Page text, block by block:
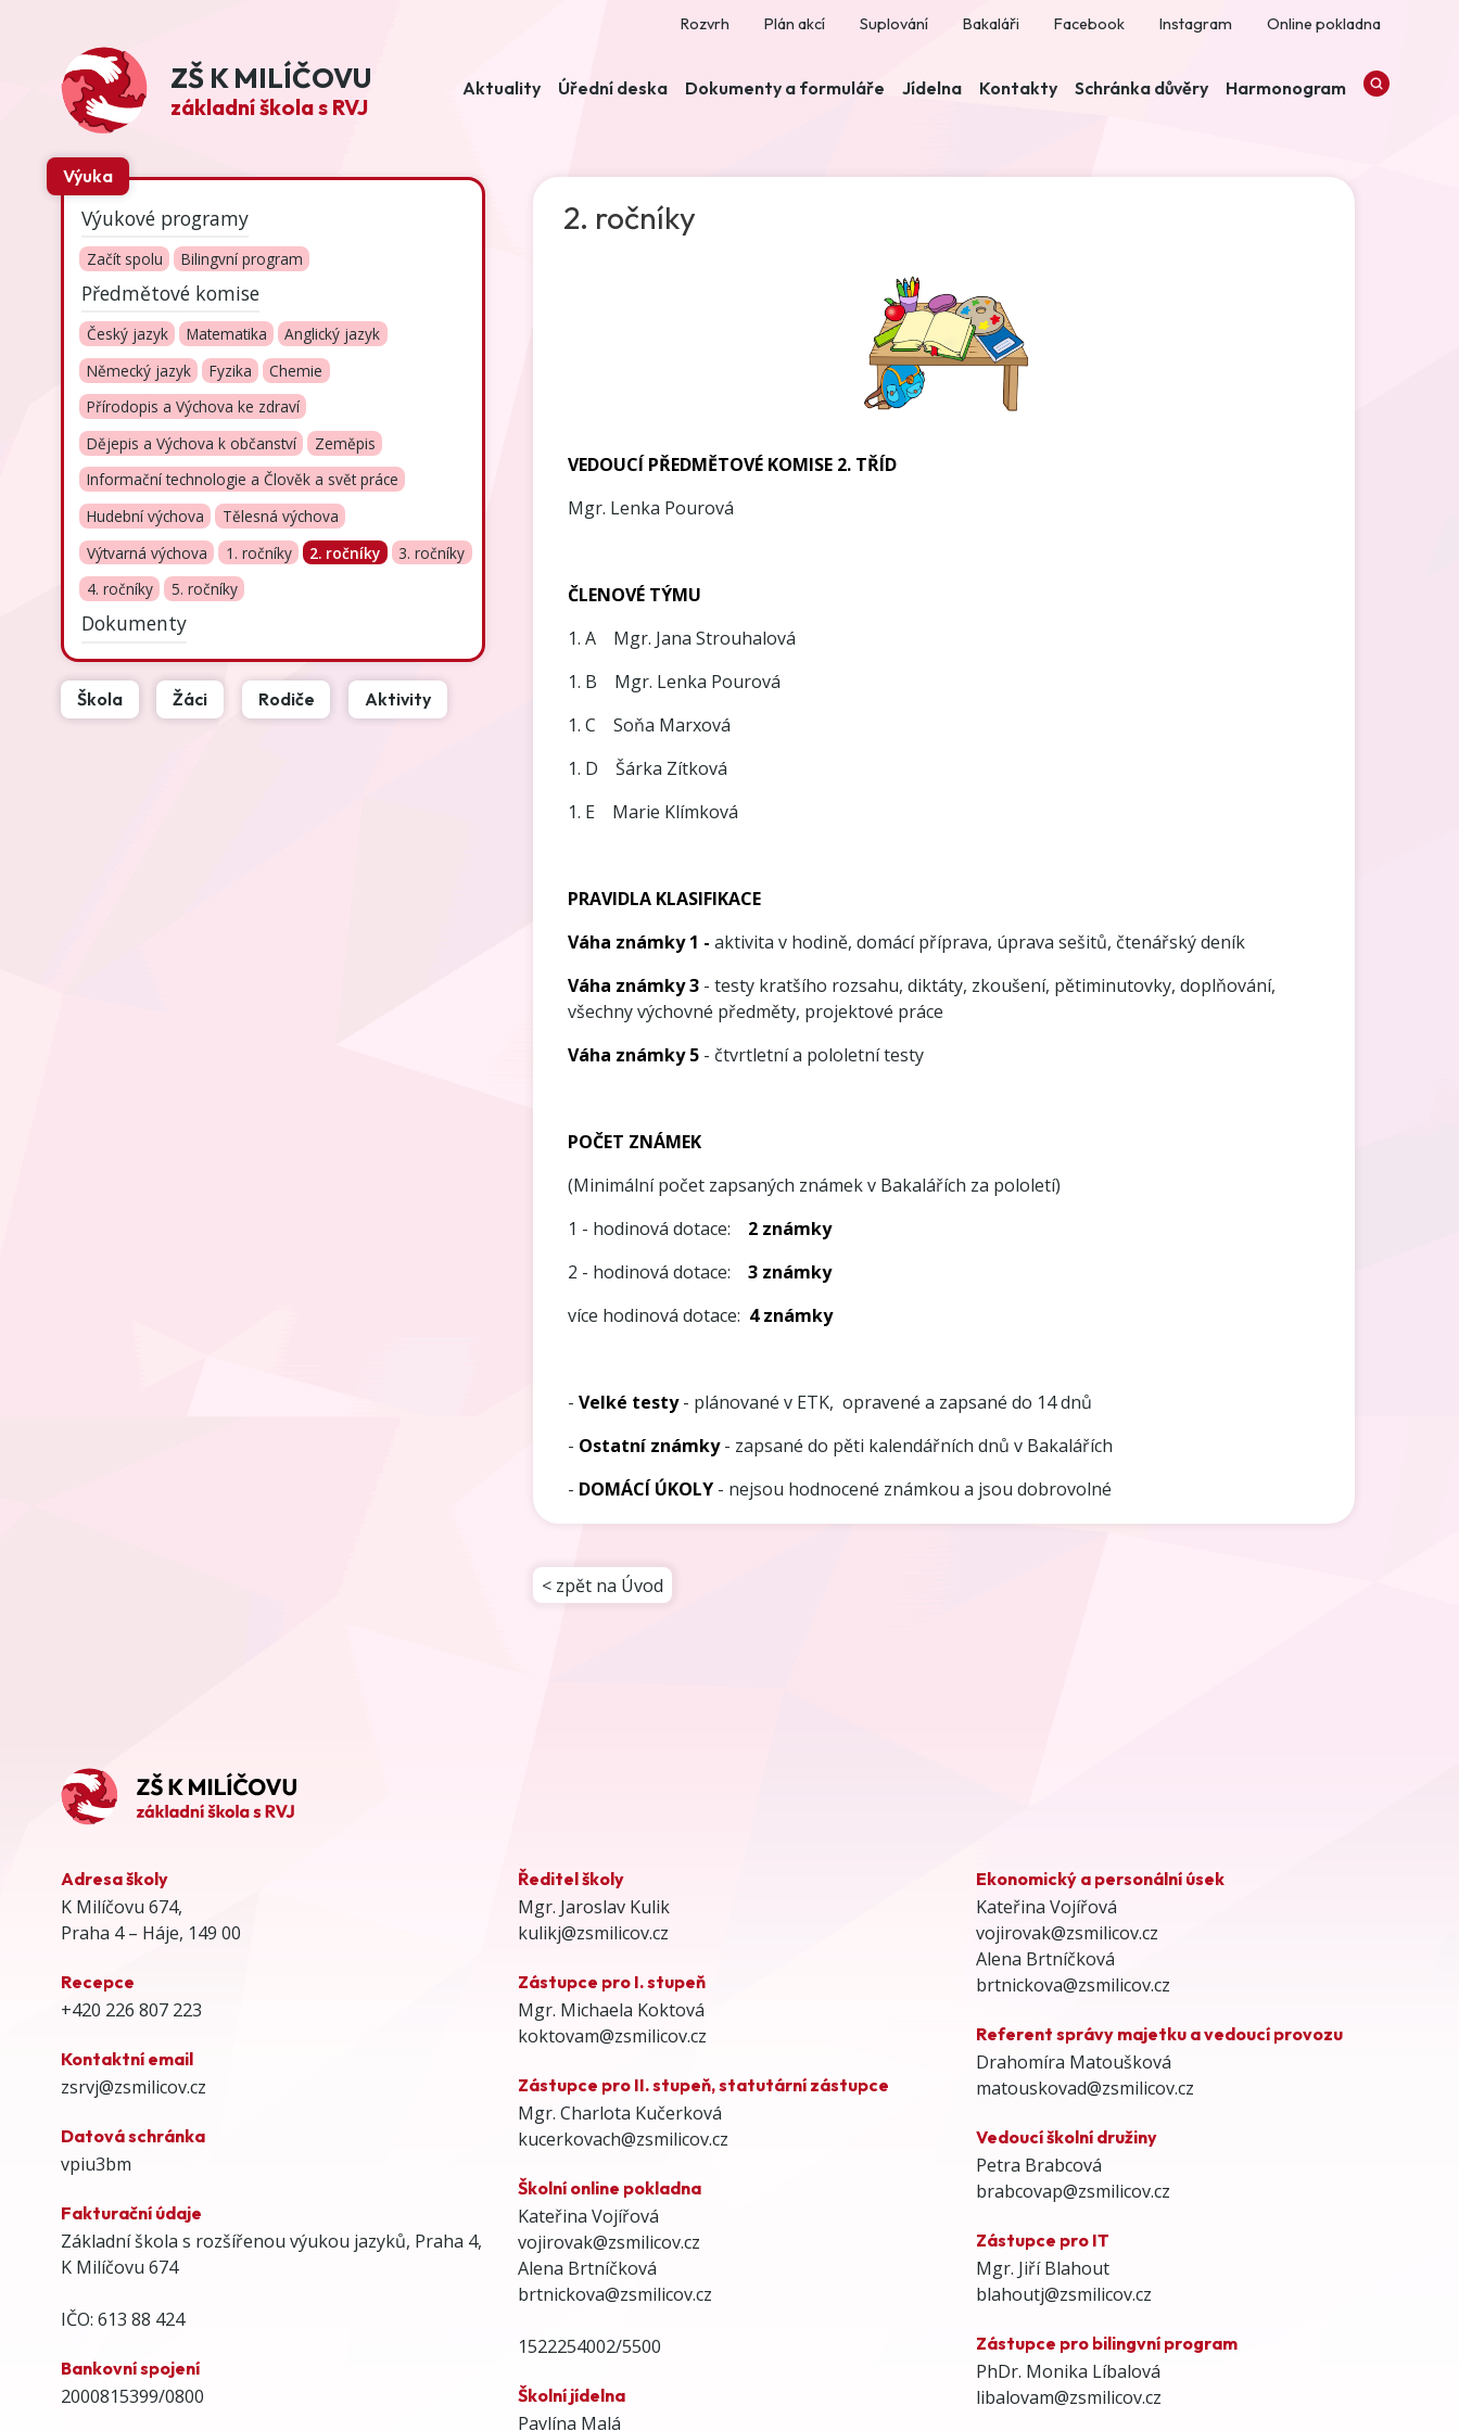
ZŠ K MILÍČOVU
základní škola s RVJ
Rozvrh Plán akcí Suplování Bakaláři Facebook Instagram Online pokladna
Aktuality Úřední deska Dokumenty a formuláře Jídelna Kontakty Schránka důvěry Harmonogram
Výuka
Výukové programy
Začít spolu Bilingvní program
Předmětové komise
Český jazyk Matematika
Anglický jazyk
Německý jazyk
Fyzika
Chemie
Přírodopis a Výchova ke zdraví
Dějepis a Výchova k občanství
Zeměpis
Informační technologie a Člověk a svět práce
Hudební výchova
Tělesná výchova
Výtvarná výchova
1. ročníky 2. ročníky
3. ročníky
4. ročníky
5. ročníky
Dokumenty
Škola Žáci Rodiče Aktivity
2. ročníky
VEDOUCÍ PŘEDMĚTOVÉ KOMISE 2. TŘÍD
Mgr. Lenka Pourová
ČLENOVÉ TÝMU
1. A Mgr. Jana Strouhalová
1. B Mgr. Lenka Pourová
1. C Soňa Marxová
1. D Šárka Zítková
1. E Marie Klímková
PRAVIDLA KLASIFIKACE
Váha známky 1 - aktivita v hodině, domácí příprava, úprava sešitů, čtenářský deník
Váha známky 3- testy kratšího rozsahu, diktáty, zkoušení, pětiminutovky, doplňování,
všechny výchovné předměty, projektové práce
Váha známky 5- čtvrtletní a pololetní testy
POČET ZNÁMEK
(Minimální počet zapsaných známek v Bakalářích za pololetí)
1 - hodinová dotace: 2 známky
2 - hodinová dotace: 3 známky
více hodinová dotace: 4 známky
- Velké testy- plánované v ETK, opravené a zapsané do 14 dnů
- Ostatní známky- zapsané do pěti kalendářních dnů v Bakalářích
- DOMÁCÍ ÚKOLY- nejsou hodnocené známkou a jsou dobrovolné
< zpět na Úvod
Adresa školy
K Milíčovu 674,
Praha 4 – Háje, 149 00
Recepce
+420 226 807 223
Kontaktní email
zsrvj@zsmilicov.cz
Datová schránka
vpiu3bm
Fakturační údaje
Základní škola s rozšířenou výukou jazyků, Praha 4,
K Milíčovu 674
IČO: 613 88 424
Bankovní spojení
2000815399/0800
Ředitel školy
Mgr. Jaroslav Kulik
kulikj@zsmilicov.cz
Zástupce pro I. stupeň
Mgr. Michaela Koktová
koktovam@zsmilicov.cz
Zástupce pro II. stupeň, statutární zástupce
Mgr. Charlota Kučerková
kucerkovach@zsmilicov.cz
Školní online pokladna
Kateřina Vojířová
vojirovak@zsmilicov.cz
Alena Brtníčková
brtnickova@zsmilicov.cz
1522254002/5500
Školní jídelna
Pavlína Malá
Ekonomický a personální úsek
Kateřina Vojířová
vojirovak@zsmilicov.cz
Alena Brtníčková
brtnickova@zsmilicov.cz
Referent správy majetku a vedoucí provozu
Drahomíra Matoušková
matouskovad@zsmilicov.cz
Vedoucí školní družiny
Petra Brabcová
brabcovap@zsmilicov.cz
Zástupce pro IT
Mgr. Jiří Blahout
blahoutj@zsmilicov.cz
Zástupce pro bilingvní program
PhDr. Monika Líbalová
libalovam@zsmilicov.cz